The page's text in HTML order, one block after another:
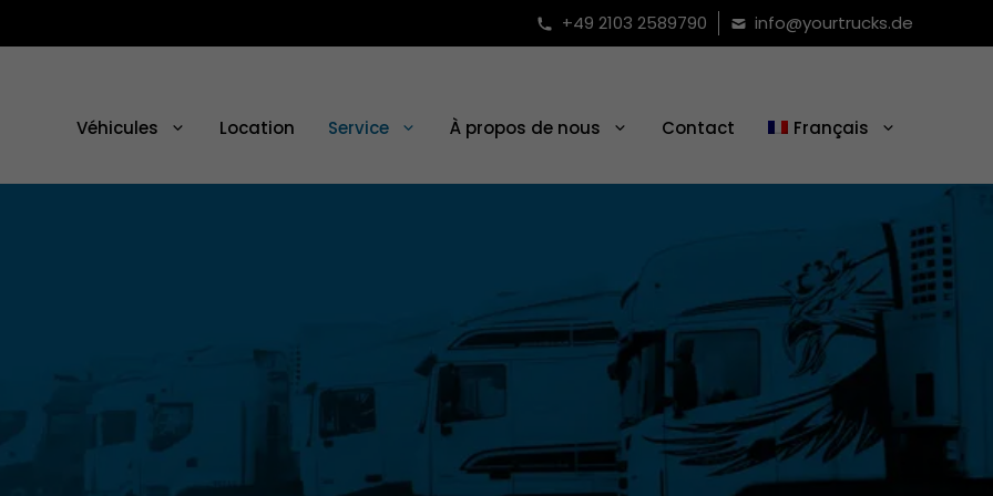
+49 2103 2589790 info@yourtrucks.de
Véhicules Location Service À propos de nous Contact Français